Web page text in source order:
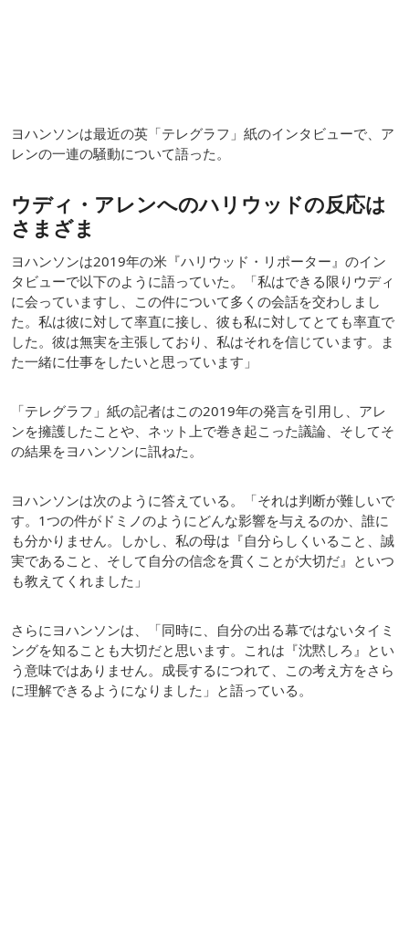
ヨハンソンは最近の英「テレグラフ」紙のインタビューで、ア
レンの一連の騒動について語った。
ウディ・アレンへのハリウッドの反応は
さまざま
ヨハンソンは2019年の米『ハリウッド・リポーター』のイン
タビューで以下のように語っていた。「私はできる限りウディ
に会っていますし、この件について多くの会話を交わしまし
た。私は彼に対して率直に接し、彼も私に対してとても率直で
した。彼は無実を主張しており、私はそれを信じています。ま
た一緒に仕事をしたいと思っています」
「テレグラフ」紙の記者はこの2019年の発言を引用し、アレ
ンを擁護したことや、ネット上で巻き起こった議論、そしてそ
の結果をヨハンソンに訊ねた。
ヨハンソンは次のように答えている。「それは判断が難しいで
す。1つの件がドミノのようにどんな影響を与えるのか、誰に
も分かりません。しかし、私の母は『自分らしくいること、誠
実であること、そして自分の信念を貫くことが大切だ』といつ
も教えてくれました」
さらにヨハンソンは、「同時に、自分の出る幕ではないタイミ
ングを知ることも大切だと思います。これは『沈黙しろ』とい
う意味ではありません。成長するにつれて、この考え方をさら
に理解できるようになりました」と語っている。